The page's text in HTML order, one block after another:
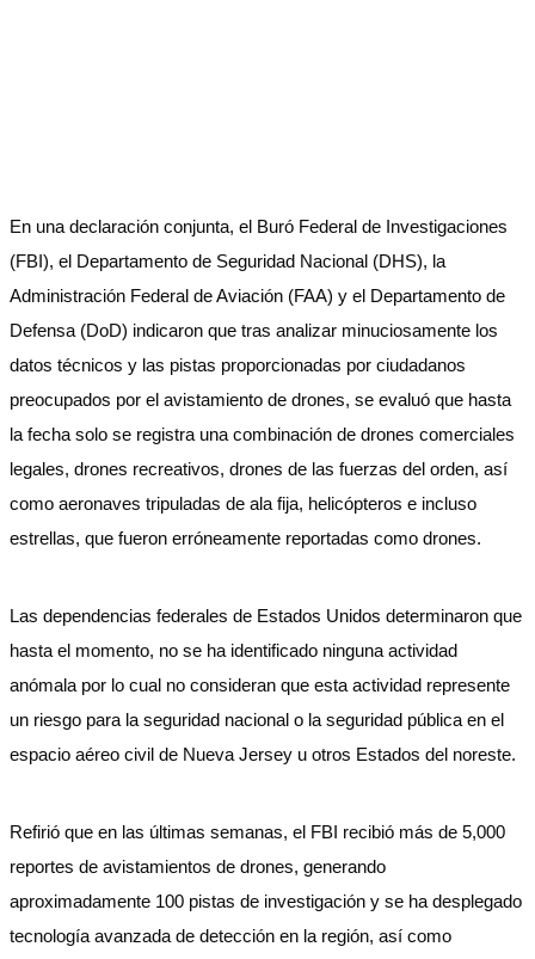
En una declaración conjunta, el Buró Federal de Investigaciones
(FBI), el Departamento de Seguridad Nacional (DHS), la
Administración Federal de Aviación (FAA) y el Departamento de
Defensa (DoD) indicaron que tras analizar minuciosamente los
datos técnicos y las pistas proporcionadas por ciudadanos
preocupados por el avistamiento de drones, se evaluó que hasta
la fecha solo se registra una combinación de drones comerciales
legales, drones recreativos, drones de las fuerzas del orden, así
como aeronaves tripuladas de ala fija, helicópteros e incluso
estrellas, que fueron erróneamente reportadas como drones.
Las dependencias federales de Estados Unidos determinaron que
hasta el momento, no se ha identificado ninguna actividad
anómala por lo cual no consideran que esta actividad represente
un riesgo para la seguridad nacional o la seguridad pública en el
espacio aéreo civil de Nueva Jersey u otros Estados del noreste.
Refirió que en las últimas semanas, el FBI recibió más de 5,000
reportes de avistamientos de drones, generando
aproximadamente 100 pistas de investigación y se ha desplegado
tecnología avanzada de detección en la región, así como